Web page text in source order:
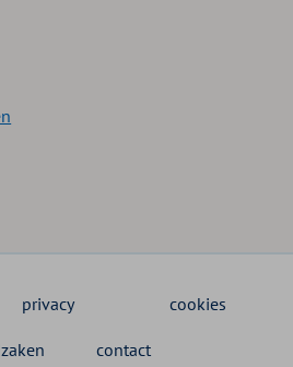
privacy cookies
contact